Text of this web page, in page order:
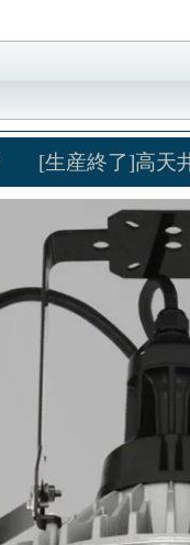
[生産終了]高天